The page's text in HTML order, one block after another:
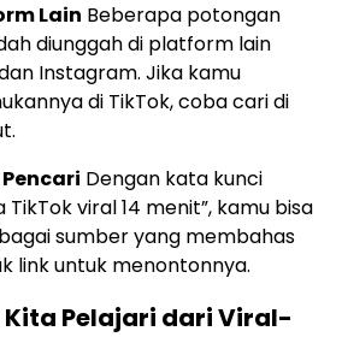
Lain Beberapa potongan
diunggah di platform lain
Instagram. Jika kamu
di TikTok, coba cari di
Dengan kata kunci
TikTok viral 14 menit”, kamu bisa
sumber yang membahas
link untuk menontonnya.
Kita Pelajari dari Viral-